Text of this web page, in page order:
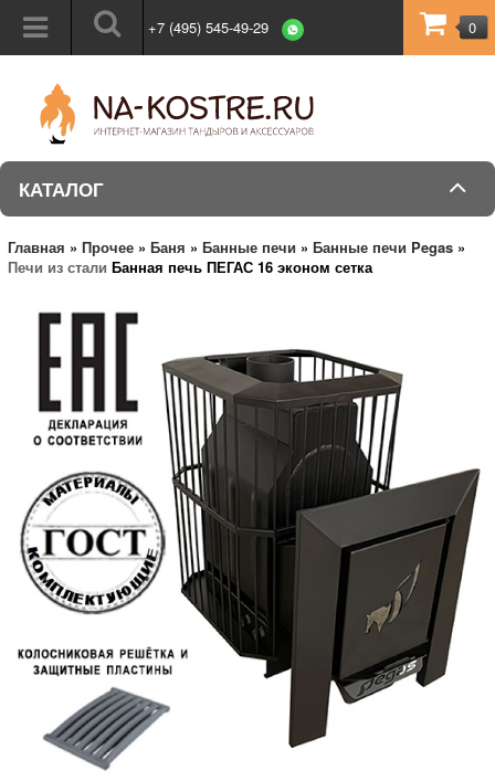
+7 (495) 545-49-29 0
КАТАЛОГ
Главная » Прочее » Баня » Банные печи » Банные печи Pegas »
Печи из стали Банная печь ПЕГАС 16 эконом сетка